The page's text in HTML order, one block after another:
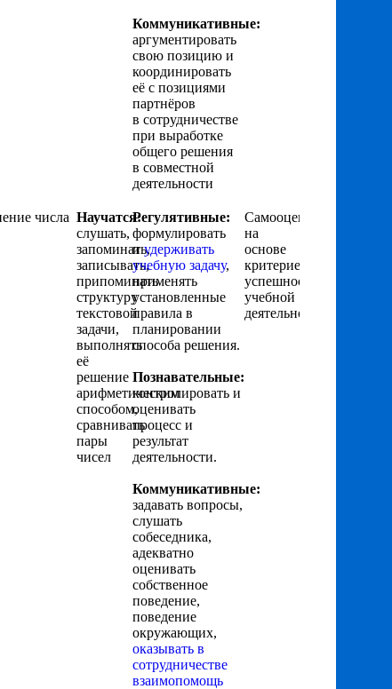
Коммуникативные:
аргументировать
свою позицию и
координировать
её с позициями
партнёров
в сотрудничестве
при выработке
общего решения
в совместной
деятельности
числа Научатся:
слушать,
запоминать,
записывать,
припоминать
структуру
текстовой
задачи,
выполнять
её
решение
арифметическим
способом,
сравнивать
пары
чисел
Регулятивные:
формулировать
иудерживать
учебную задачу,
применять
установленные
правила в
планировании
способа решения.
Познавательные:
контролировать и
оценивать
процесс и
результат
деятельности.
Коммуникативные:
задавать вопросы,
слушать
собеседника,
адекватно
оценивать
собственное
поведение,
поведение
окружающих,
оказывать в
сотрудничестве
взаимопомощь
Самооценка
на
основе
критериев
успешности
учебной
деятельности